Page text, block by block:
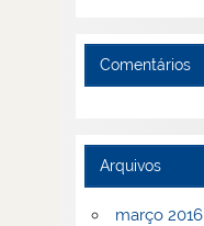
Comentários
Arquivos
março 2016